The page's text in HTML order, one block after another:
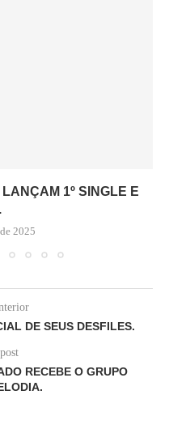
1º SINGLE E
2025
DE SEUS DESFILES.
RECEBE O GRUPO